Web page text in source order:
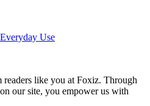
Use
readers like you at Foxiz. Through
our site, you empower us with